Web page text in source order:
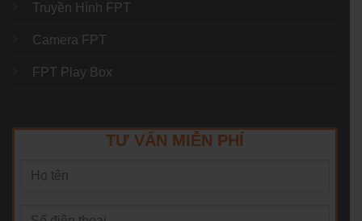
Truyền Hình FPT
Camera FPT
FPT Play Box
TƯ VẤN MIỄN PHÍ